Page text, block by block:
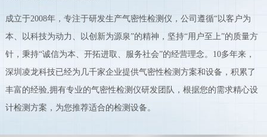
成立于2008年，专注于研发生产气密性检测仪，公司遵循“以客户为
本、以科技为动力、以创新为源泉”的精神，坚持“用户至上”的质量方
针，秉持“诚信为本、开拓进取、服务社会”的经营理念。10多年来，
深圳凌龙科技已经为几千家企业提供气密性检测方案和设备，积累了
丰富的经验,拥有专业的气密性检测仪研发团队，根据您的需求精心设
计检测方案，为您推荐适合的检测设备。